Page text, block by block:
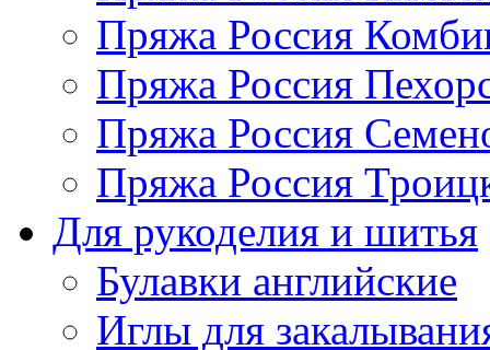
Пряжа Россия
Пряжа Россия
Пряжа Россия
Пряжа Россия
Для рукоделия и шитья
Булавки английские
Иглы для